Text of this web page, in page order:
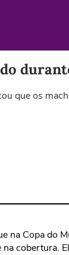
que os
Copa do